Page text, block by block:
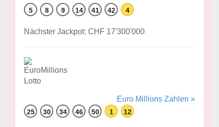
5 8 9 14 41 42 4
Nächster Jackpot: CHF 17'300'000
Euro Millions Zahlen »
25 30 34 46 50 1 12